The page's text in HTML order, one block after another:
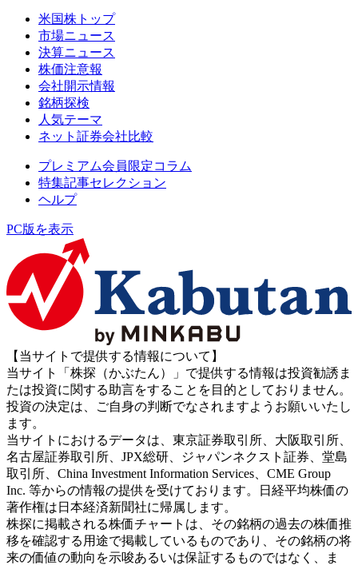
米国株トップ
市場ニュース
決算ニュース
株価注意報
会社開示情報
銘柄探検
人気テーマ
ネット証券会社比較
プレミアム会員限定コラム
特集記事セレクション
ヘルプ
PC版を表示
【当サイトで提供する情報について】
当サイト「株探（かぶたん）」で提供する情報は投資勧誘ま
たは投資に関する助言をすることを目的としておりません。
投資の決定は、ご自身の判断でなされますようお願いいたし
ます。
当サイトにおけるデータは、東京証券取引所、大阪取引所、
名古屋証券取引所、JPX総研、ジャパンネクスト証券、堂島
取引所、China Investment Information Services、CME Group
Inc. 等からの情報の提供を受けております。日経平均株価の
著作権は日本経済新聞社に帰属します。
株探に掲載される株価チャートは、その銘柄の過去の株価推
移を確認する用途で掲載しているものであり、その銘柄の将
来の価値の動向を示唆あるいは保証するものではなく、ま